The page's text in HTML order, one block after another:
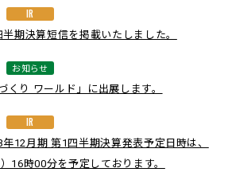
IR
期決算短信を掲載いたしました。
お知らせ
くり ワールド」に出展します。
IR
12月期 第1四半期決算発表予定日時は、
16時00分を予定しております。